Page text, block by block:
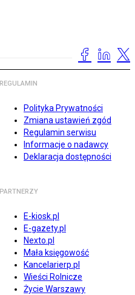
REGULAMIN
Polityka Prywatności
Zmiana ustawień zgód
Regulamin serwisu
Informacje o nadawcy
Deklaracja dostępności
PARTNERZY
E-kiosk.pl
E-gazety.pl
Nexto.pl
Mała księgowość
Kancelarierp.pl
Wieści Rolnicze
Życie Warszawy